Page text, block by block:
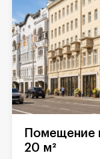
Помещение под табачный ларек,
20 м²